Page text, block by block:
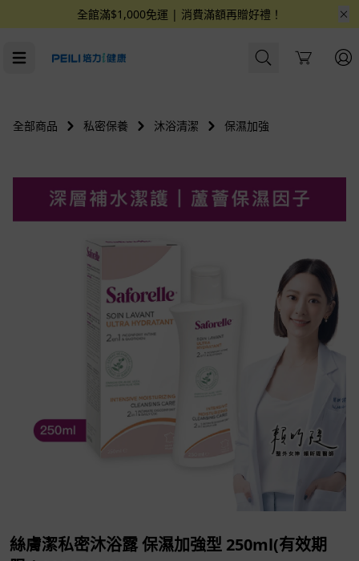
全館滿$1,000免運 | 消費滿額再贈好禮！
Cart
全部商品 私密保養 沐浴清潔 保濕加強
絲膚潔私密沐浴露 保濕加強型 250ml(有效期